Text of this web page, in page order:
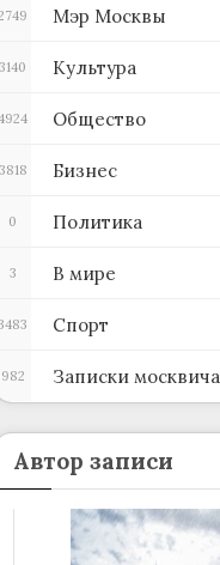
Мэр Москвы
Культура
3140
Общество
Бизнес
3818
Политика
0
В мире
3
Спорт
Записки москвича
982
Автор записи